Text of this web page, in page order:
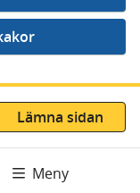
Lämna sidan
Meny